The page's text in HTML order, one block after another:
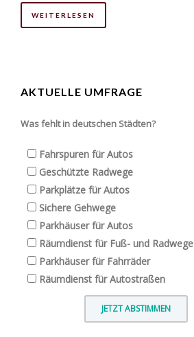
WEITERLESEN
AKTUELLE UMFRAGE
Was fehlt in deutschen Städten?
Fahrspuren für Autos
Geschützte Radwege
Parkplätze für Autos
Sichere Gehwege
Parkhäuser für Autos
Räumdienst für Fuß- und Radwege
Parkhäuser für Fahrräder
Räumdienst für Autostraßen